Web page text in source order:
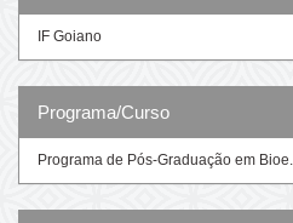
IF Goiano
Programa/Curso
Programa de Pós-Graduação em Bioe...